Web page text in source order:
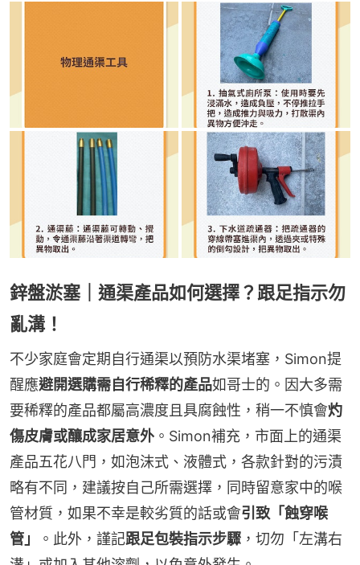
鋅盤淤塞｜通渠產品如何選擇？跟足指示勿
亂溝！
不少家庭會定期自行通渠以預防水渠堵塞，Simon提
醒應避開選購需自行稀釋的產品如哥士的。因大多需
要稀釋的產品都屬高濃度且具腐蝕性，稍一不慎會灼
傷皮膚或釀成家居意外 。Simon補充，市面上的通渠
產品五花八門，如泡沫式、液體式，各款針對的污漬
略有不同，建議按自己所需選擇，同時留意家中的喉
管材質，如果不幸是較劣質的話或會引致「蝕穿喉
管」
。此外，謹記跟足包裝指示步驟 ，切勿「左溝右